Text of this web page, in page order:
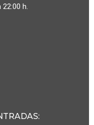
22:00 h.